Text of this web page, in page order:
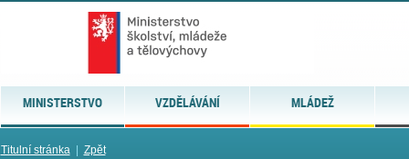
MINISTERSTVO VZDĚLÁVÁNÍ MLÁDEŽ
Titulní stránka| Zpět